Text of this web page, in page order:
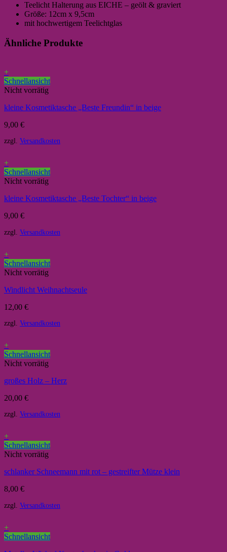
Teelicht Halterung aus EICHE – geölt & graviert
Größe: 12cm x 9,5cm
mit hochwertigem Teelichtglas
Ähnliche Produkte
+
Schnellansicht
Nicht vorrätig
kleine Kosmetiktasche „Beste Freundin“ in beige
9,00 €
zzgl. Versandkosten
+
Schnellansicht
Nicht vorrätig
kleine Kosmetiktasche „Beste Tochter“ in beige
9,00 €
zzgl. Versandkosten
+
Schnellansicht
Nicht vorrätig
Windlicht Weihnachtseule
12,00 €
zzgl. Versandkosten
+
Schnellansicht
Nicht vorrätig
großes Holz – Herz
20,00 €
zzgl. Versandkosten
+
Schnellansicht
Nicht vorrätig
schlanker Schneemann mit rot – gestreifter Mütze klein
8,00 €
zzgl. Versandkosten
+
Schnellansicht